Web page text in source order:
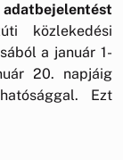
közlekedési
a január 1-
20. napjáig
Ezt